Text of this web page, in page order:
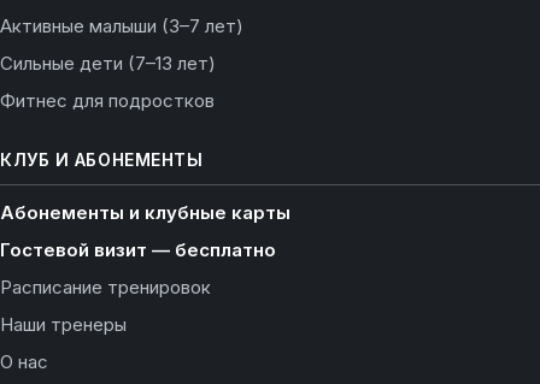
Активные малыши (3–7 лет)
Сильные дети (7–13 лет)
Фитнес для подростков
КЛУБ И АБОНЕМЕНТЫ
Абонементы и клубные карты
Гостевой визит — бесплатно
Расписание тренировок
Наши тренеры
О нас